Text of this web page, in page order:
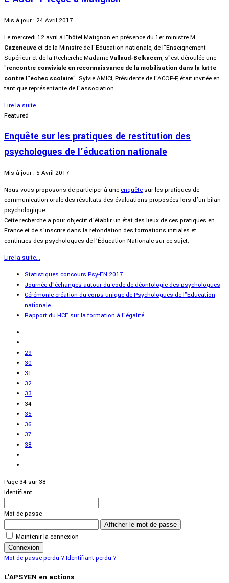
Mis à jour : 24 Avril 2017
Le mercredi 12 avril à l"hôtel Matignon en présence du 1er ministre M.
Cazeneuve et de la Ministre de l"Education nationale, de l"Enseignement
Supérieur et de la Recherche MadameVallaud-Belkacem, s"est déroulée une
"rencontre conviviale en reconnaissance de la mobilisation dans la lutte
contre l"échec scolaire". Sylvie AMICI, Présidente de l"ACOP-F, était invitée en
tant que représentante de l"association.
Lire la suite...
Featured
Enquête sur les pratiques de restitution des
psychologues de l’éducation nationale
Mis à jour : 5 Avril 2017
Nous vous proposons de participer à une enquête sur les pratiques de
communication orale des résultats des évaluations proposées lors d’un bilan
psychologique.
Cette recherche a pour objectif d’établir un état des lieux de ces pratiques en
France et de s’inscrire dans la refondation des formations initiales et
continues des psychologues de l’Éducation Nationale sur ce sujet.
Lire la suite...
Statistiques concours Psy-EN 2017
Journée d"échanges autour du code de déontologie des psychologues
Cérémonie création du corps unique de Psychologues de l"Education
nationale.
Rapport du HCE sur la formation à l"égalité
29
30
31
32
33
34
35
36
37
38
Page 34 sur 38
Identifiant
Mot de passe
Afficher le mot de passe
Maintenir la connexion
Connexion
Mot de passe perdu ? Identifiant perdu ?
L'APSYEN en actions